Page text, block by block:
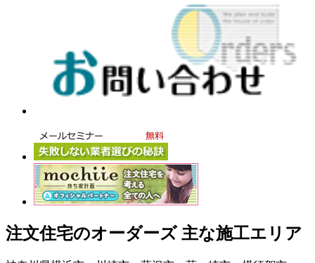
注文住宅のオーダーズ 主な施工エリア